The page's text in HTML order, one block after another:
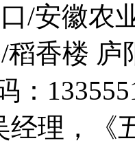
/安徽农
香楼
：
经理，